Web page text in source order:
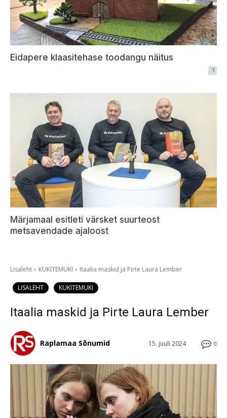
Eidapere klaasitehase toodangu näitus
1
Märjamaal esitleti värsket suurteost
metsavendade ajaloost